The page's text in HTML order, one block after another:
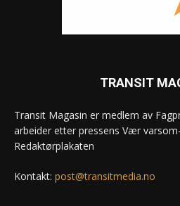
TRANSIT
Transit Magasin er medlem av
arbeider etter pressens Vær
Redaktørplakaten
Kontakt: post@transitmedia.no